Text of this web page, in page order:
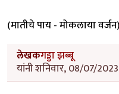
(मातीचे पाय - मोकलाया वर्जन)
लेखकगड्डा झब्बू
यांनी शनिवार, 08/07/